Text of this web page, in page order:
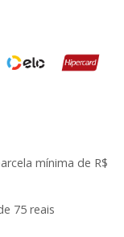
mínima de R$
75 reais